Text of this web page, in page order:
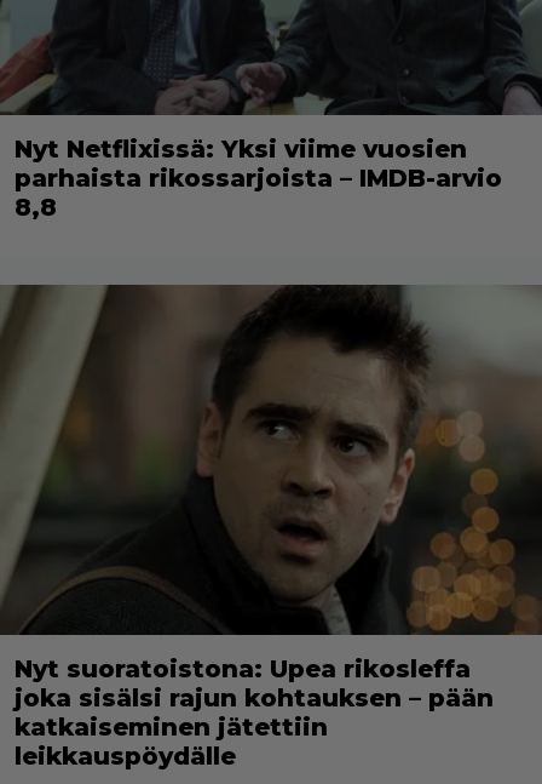
Nyt Netflixissä: Yksi viime vuosien
parhaista rikossarjoista – IMDB-arvio
8,8
Nyt suoratoistona: Upea rikosleffa
joka sisälsi rajun kohtauksen – pään
katkaiseminen jätettiin
leikkauspöydälle